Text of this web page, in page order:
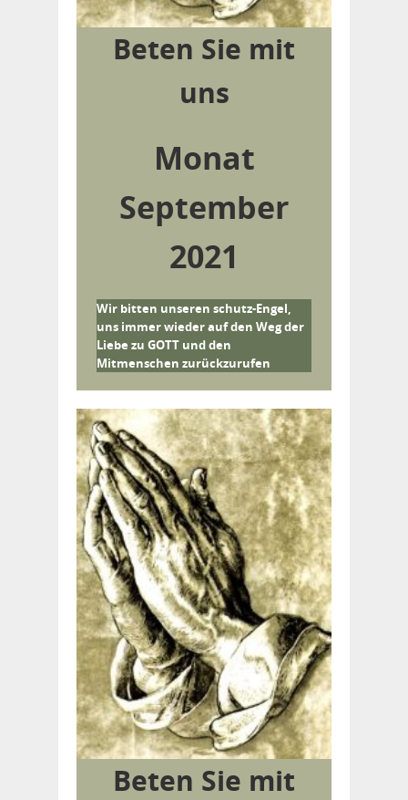
Beten Sie mit
uns
Monat
September
2021
Wir bitten unseren schutz-Engel,
uns immer wieder auf den Weg der
Liebe zu GOTT und den
Mitmenschen zurückzurufen
Beten Sie mit